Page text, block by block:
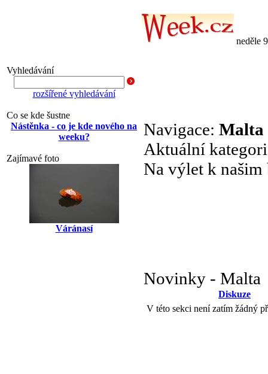
neděle
Vyhledávání
rozšířené vyhledávání
Co se kde šustne
Nástěnka - co je kde nového na
weeku?
Zajímavé foto
Váránasí
Navigace: Malta
Aktuální
Na výlet k
Novinky - Malta
Diskuze
V této sekci není zatím žádný